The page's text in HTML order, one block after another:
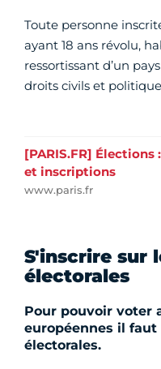
Toute personne
ayant 18 ans révolu,
ressortissant d’un
droits civils et
[PARIS.FR]
et inscriptions
www.paris.fr
S'inscrire sur
électorales
Pour pouvoir voter
européennes il
électorales.